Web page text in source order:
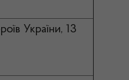
України, 13